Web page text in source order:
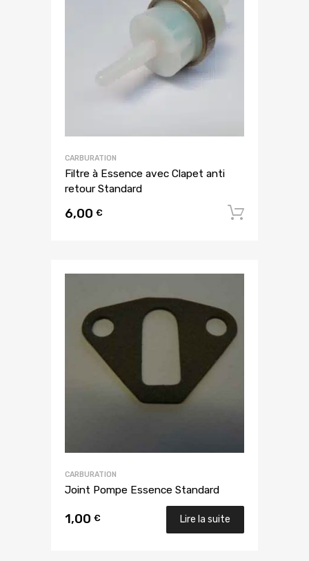
CARBURATION
Filtre à Essence avec Clapet anti
retour Standard
6,00 €
CARBURATION
Joint Pompe Essence Standard
1,00 € Lire la suite